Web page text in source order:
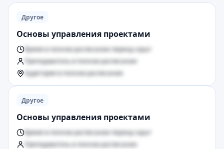
Другое
Основы управления проектами
Время в полном расписании период скрыт
Преподаватель в полном расписании
Аудитория в полном расписании
Другое
Основы управления проектами
Время в полном расписании период скрыт
Преподаватель в полном расписании